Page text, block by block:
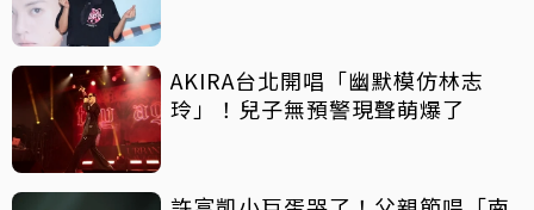
AKIRA台北開唱「幽默模仿林志
玲」！兒子無預警現聲萌爆了